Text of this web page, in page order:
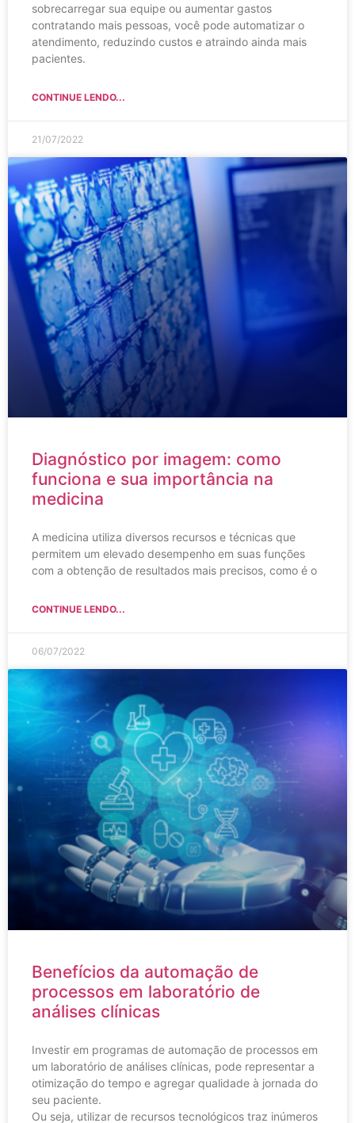
sobrecarregar sua equipe ou aumentar gastos
contratando mais pessoas, você pode automatizar o
atendimento, reduzindo custos e atraindo ainda mais
pacientes.
CONTINUE LENDO...
21/07/2022
Diagnóstico por imagem: como
funciona e sua importância na
medicina
A medicina utiliza diversos recursos e técnicas que
permitem um elevado desempenho em suas funções
com a obtenção de resultados mais precisos, como é o
CONTINUE LENDO...
06/07/2022
Benefícios da automação de
processos em laboratório de
análises clínicas
Investir em programas de automação de processos em
um laboratório de análises clínicas, pode representar a
otimização do tempo e agregar qualidade à jornada do
seu paciente.
Ou seja, utilizar de recursos tecnológicos traz inúmeros